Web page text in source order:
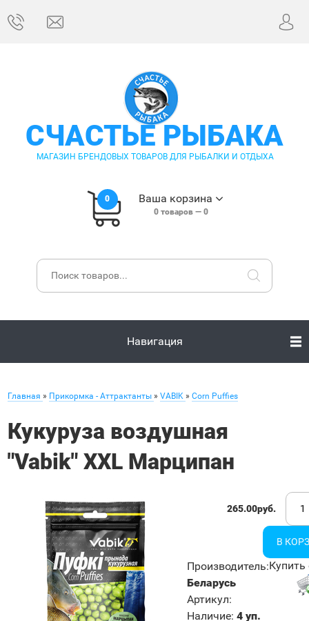
СЧАСТЬЕ РЫБАКА
МАГАЗИН БРЕНДОВЫХ ТОВАРОВ ДЛЯ РЫБАЛКИ И ОТДЫХА
0 Ваша корзина
0товаров — 0
Навигация
Главная » Прикормка - Аттрактанты » VABIK » Corn Puffies
Кукуруза воздушная
"Vabik" XXL Марципан
265.00руб.
Производитель:
Беларусь
Артикул:
Наличие: 4 уп.
Купить